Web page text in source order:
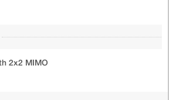
2x2 MIMO